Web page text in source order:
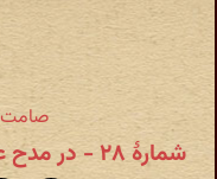
صامت
شمارهٔ ۲۸ - در مدح عین‌الله الناظره امیرالمؤمنین(ع)